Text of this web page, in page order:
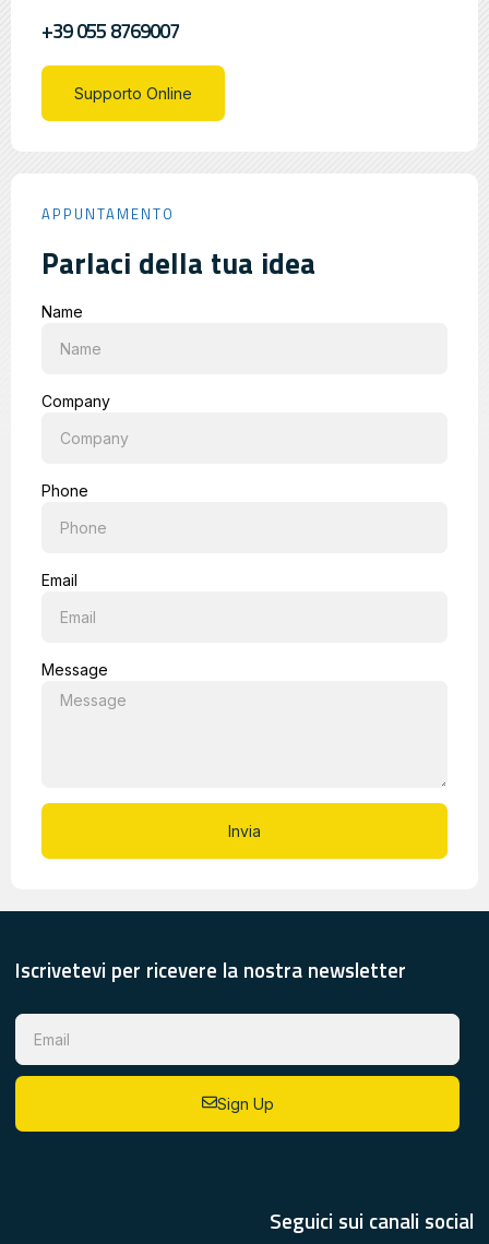
+39 055 8769007
Supporto Online
APPUNTAMENTO
Parlaci della tua idea
Name
Company
Phone
Email
Message
Invia
Iscrivetevi per ricevere la nostra newsletter
Sign Up
Seguici sui canali social